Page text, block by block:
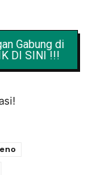
Gabung di
DI SINI !!!